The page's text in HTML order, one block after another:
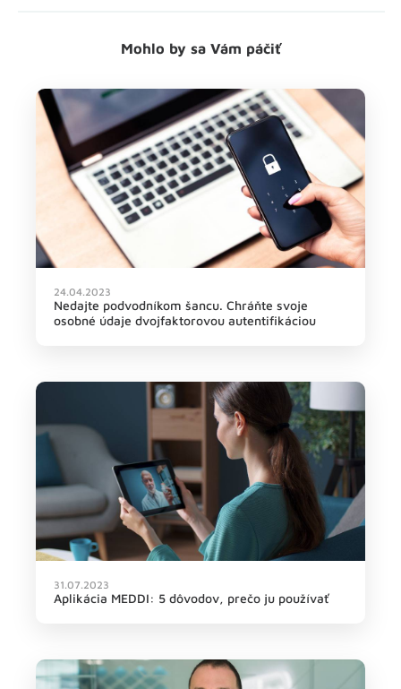
Mohlo by sa Vám páčiť
24.04.2023
Nedajte podvodníkom šancu. Chráňte svoje
osobné údaje dvojfaktorovou autentifikáciou
31.07.2023
Aplikácia MEDDI: 5 dôvodov, prečo ju používať